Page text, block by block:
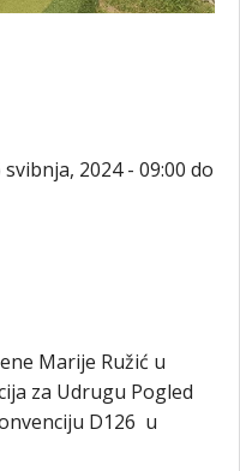
2024 - 09:00 do
Marije Ružić u
za Udrugu Pogled
D126 u